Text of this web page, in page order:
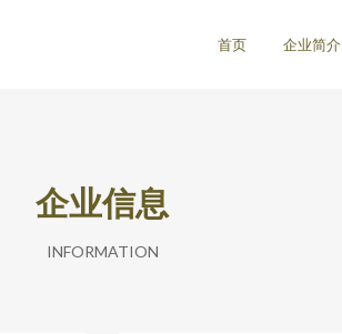
首页 企业简介
企业信息
INFORMATION